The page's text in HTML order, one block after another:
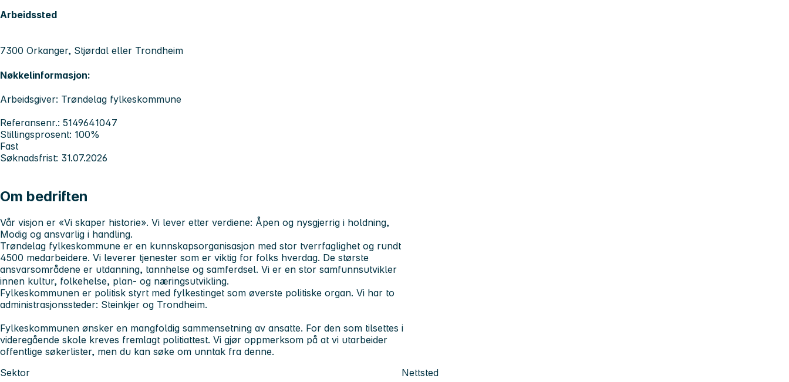
Arbeidssted
7300 Orkanger, Stjørdal eller Trondheim
Nøkkelinformasjon:
Arbeidsgiver: Trøndelag fylkeskommune
Referansenr.: 5149641047
Stillingsprosent: 100%
Fast
Søknadsfrist: 31.07.2026
Om bedriften
Vår visjon er «Vi skaper historie». Vi lever etter verdiene: Åpen og nysgjerrig i holdning,
Modig og ansvarlig i handling.
Trøndelag fylkeskommune er en kunnskapsorganisasjon med stor tverrfaglighet og rundt
4500 medarbeidere. Vi leverer tjenester som er viktig for folks hverdag. De største
ansvarsområdene er utdanning, tannhelse og samferdsel. Vi er en stor samfunnsutvikler
innen kultur, folkehelse, plan- og næringsutvikling.
Fylkeskommunen er politisk styrt med fylkestinget som øverste politiske organ. Vi har to
administrasjonssteder: Steinkjer og Trondheim.
Fylkeskommunen ønsker en mangfoldig sammensetning av ansatte. For den som tilsettes i
videregående skole kreves fremlagt politiattest. Vi gjør oppmerksom på at vi utarbeider
offentlige søkerlister, men du kan søke om unntak fra denne.
Sektor
Nettsted